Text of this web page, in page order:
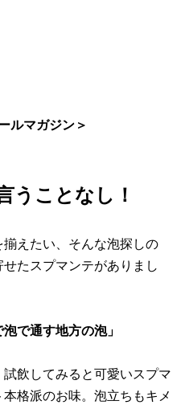
ルマガジン＞
うことなし！
えたい、そんな泡探しの
たスプマンテがありまし
で通す地方の泡」
飲してみると可愛いスプマ
格派のお味。泡立ちもキメ